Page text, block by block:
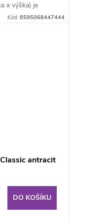
x výška) je
Kód: 8595068447444
antracit
DO KOŠÍKU